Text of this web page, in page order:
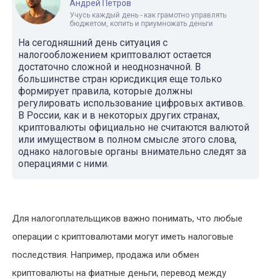
Андрей Петров
Учусь каждый день - как грамотно управлять
бюджетом, копить и приумножать деньги
На сегодняшний день ситуация с
налогообложением криптовалют остается
достаточно сложной и неоднозначной. В
большинстве стран юрисдикция еще только
формирует правила, которые должны
регулировать использование цифровых активов.
В России, как и в некоторых других странах,
криптовалюты официально не считаются валютой
или имуществом в полном смысле этого слова,
однако налоговые органы внимательно следят за
операциями с ними.
Для налогоплательщиков важно понимать, что любые
операции с криптовалютами могут иметь налоговые
последствия. Например, продажа или обмен
криптовалюты на фиатные деньги, перевод между